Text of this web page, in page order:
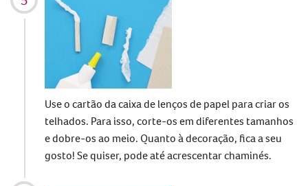
Use o cartão da caixa de lenços de papel para criar os
telhados. Para isso, corte-os em diferentes tamanhos
e dobre-os ao meio. Quanto à decoração, fica a seu
gosto! Se quiser, pode até acrescentar chaminés.